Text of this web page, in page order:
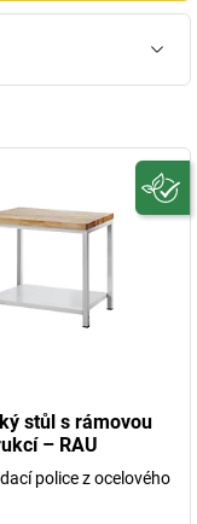
stůl s rámovou
– RAU
police z ocelového